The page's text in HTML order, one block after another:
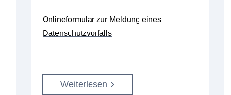
Onlineformular zur Meldung eines
Datenschutzvorfalls
Weiterlesen